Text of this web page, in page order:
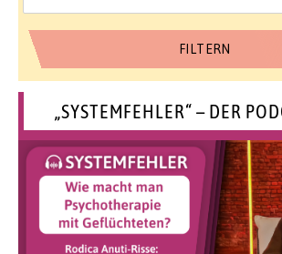
„SYSTEMFEHLER“ – DER